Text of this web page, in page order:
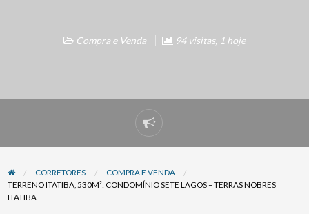
Compra e Venda 94 visitas, 1 hoje
Denunciar
problema
CORRETORES
COMPRA E VENDA
TERRENO ITATIBA, 530M²: CONDOMÍNIO SETE LAGOS – TERRAS NOBRES
ITATIBA